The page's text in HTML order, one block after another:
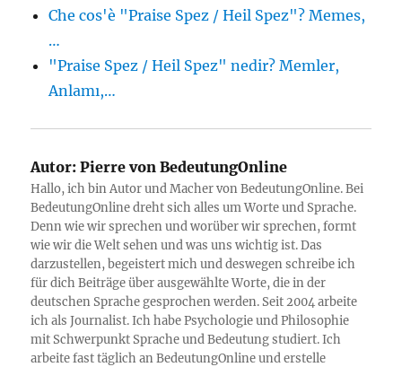
Che cos'è "Praise Spez / Heil Spez"? Memes,
…
"Praise Spez / Heil Spez" nedir? Memler,
Anlamı,…
Autor: Pierre von BedeutungOnline
Hallo, ich bin Autor und Macher von BedeutungOnline. Bei
BedeutungOnline dreht sich alles um Worte und Sprache.
Denn wie wir sprechen und worüber wir sprechen, formt
wie wir die Welt sehen und was uns wichtig ist. Das
darzustellen, begeistert mich und deswegen schreibe ich
für dich Beiträge über ausgewählte Worte, die in der
deutschen Sprache gesprochen werden. Seit 2004 arbeite
ich als Journalist. Ich habe Psychologie und Philosophie
mit Schwerpunkt Sprache und Bedeutung studiert. Ich
arbeite fast täglich an BedeutungOnline und erstelle